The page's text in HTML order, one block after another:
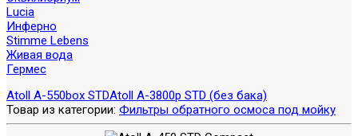
Lucia
Инферно
Stimme Lebens
Живая вода
Гермес
Atoll A-550box STDAtoll A-3800p STD (без бака)
Товар из категории: Фильтры обратного осмоса под мойку